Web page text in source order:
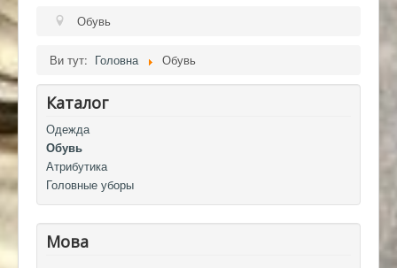
Обувь
Ви тут: Головна Обувь
Каталог
Одежда
Обувь
Атрибутика
Головные уборы
Мова